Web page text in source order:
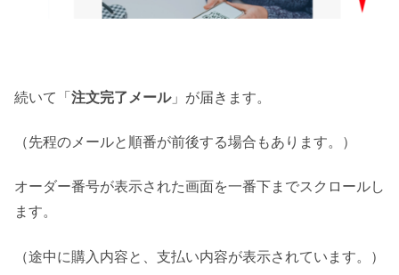
続いて「 注文完了メール」が届きます。
（先程のメールと順番が前後する場合もあります。）
オーダー番号が表示された画面を一番下までスクロールし
ます。
（途中に購入内容と、支払い内容が表示されています。）